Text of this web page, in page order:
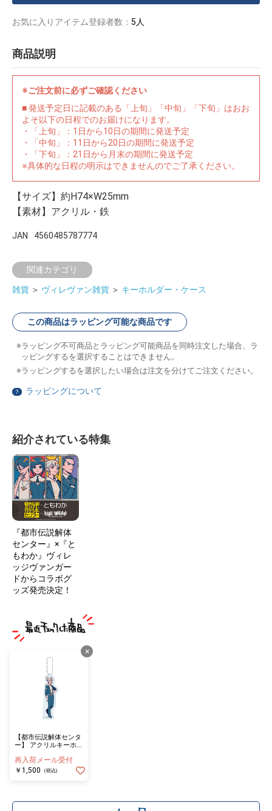
お気に入りアイテム登録者数： 5人
商品説明
※ご注文前に必ずご確認ください
■ 発送予定日に記載のある「上旬」「中旬」「下旬」はおお
よそ以下の日程でのお届けになります。
・「上旬」：1日から10日の期間に発送予定
・「中旬」：11日から20日の期間に発送予定
・「下旬」：21日から月末の期間に発送予定
※具体的な日程の明示はできませんのでご了承ください。
【サイズ】約H74×W25mm
【素材】アクリル・鉄
JAN 4560485787774
関連カテゴリ
雑貨 ＞ ヴィレヴァン雑貨 ＞ キーホルダー・ケース
この商品はラッピング可能な商品です
ラッピング不可商品とラッピング可能商品を同時注文した場合、ラ
ッピングするを選択することはできません。
ラッピングするを選択したい場合は注文を分けてご注文ください。
？ ラッピングについて
紹介されている特集
『都市伝説解体
センター』×『と
もわか』ヴィレ
ッジヴァンガー
ドからコラボグ
ッズ発売決定！
×
【都市伝説解体センタ
ー】 アクリルキーホル
再入荷メール受付
￥1,500
(税込)
イラストレ
ーター
アダルトグ
ッズ